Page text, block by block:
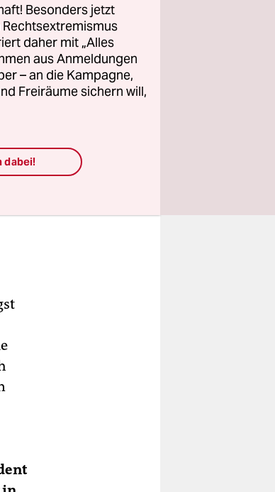
Besonders jetzt
daher mit „Alles
aus Anmeldungen
– an die Kampagne,
Freiräume sichern will,
dabei!